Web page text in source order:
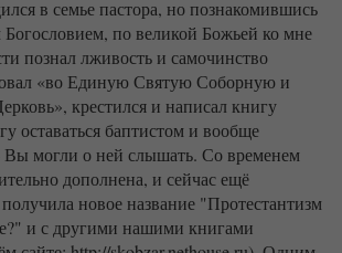
в семье пастора, но познакомившись
по великой Божьей ко мне
познал лживость и самочинство
«во Единую Святую Соборную и
крестился и написал книгу
оставаться баптистом и вообще
Вы могли о ней слышать. Со временем
дополнена, и сейчас ещё
получила новое название "Протестантизм
и с другими нашими книгами